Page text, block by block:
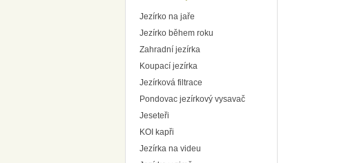
Jezírko na jaře
Jezírko během roku
Zahradní jezírka
Koupací jezírka
Jezírková filtrace
Pondovac jezírkový vysavač
Jeseteři
KOI kapři
Jezírka na videu